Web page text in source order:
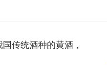
传统酒种的黄酒，